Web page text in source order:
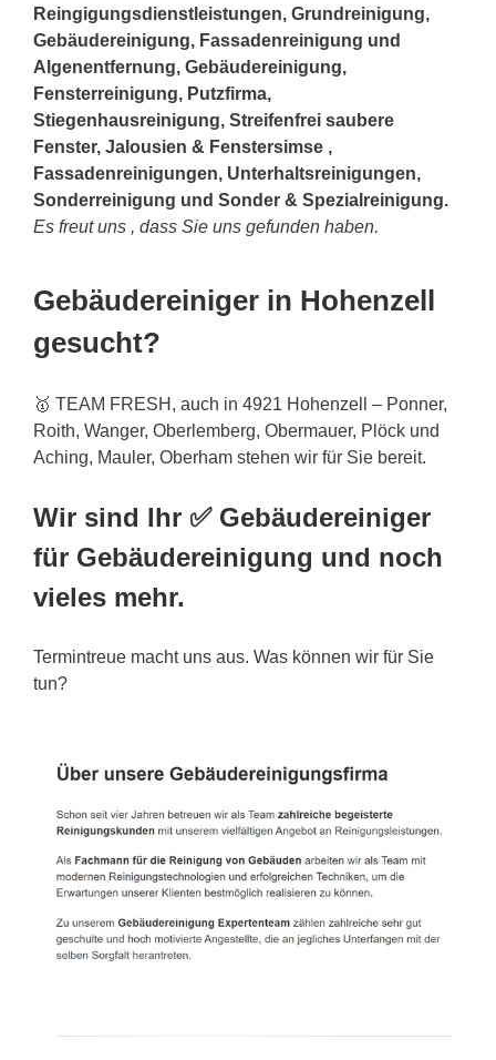
Reingigungsdienstleistungen, Grundreinigung,
Gebäudereinigung, Fassadenreinigung und
Algenentfernung, Gebäudereinigung,
Fensterreinigung, Putzfirma,
Stiegenhausreinigung, Streifenfrei saubere
Fenster, Jalousien & Fenstersimse ,
Fassadenreinigungen, Unterhaltsreinigungen,
Sonderreinigung und Sonder & Spezialreinigung.
Es freut uns , dass Sie uns gefunden haben.
Gebäudereiniger in Hohenzell
gesucht?
🥇 TEAM FRESH, auch in 4921 Hohenzell – Ponner,
Roith, Wanger, Oberlemberg, Obermauer, Plöck und
Aching, Mauler, Oberham stehen wir für Sie bereit.
Wir sind Ihr ✅ Gebäudereiniger
für Gebäudereinigung und noch
vieles mehr.
Termintreue macht uns aus. Was können wir für Sie
tun?